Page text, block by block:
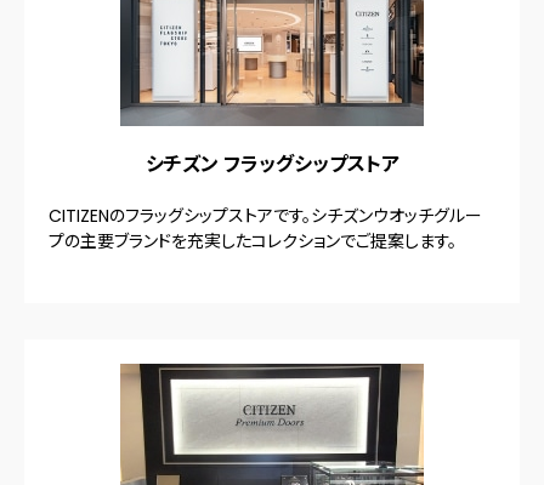
シチズン フラッグシップストア
CITIZENのフラッグシップストアです。シチズンウオッチグルー
プの主要ブランドを充実したコレクションでご提案します。